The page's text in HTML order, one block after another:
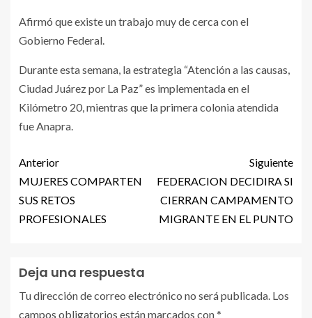
Afirmó que existe un trabajo muy de cerca con el
Gobierno Federal.
Durante esta semana, la estrategia “Atención a las causas,
Ciudad Juárez por La Paz” es implementada en el
Kilómetro 20, mientras que la primera colonia atendida
fue Anapra.
Anterior
MUJERES COMPARTEN
SUS RETOS
PROFESIONALES
Siguiente
FEDERACION DECIDIRA SI
CIERRAN CAMPAMENTO
MIGRANTE EN EL PUNTO
Deja una respuesta
Tu dirección de correo electrónico no será publicada. Los
campos obligatorios están marcados con*